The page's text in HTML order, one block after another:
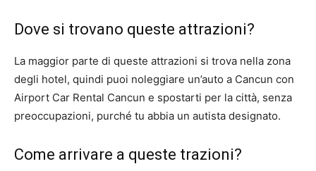
Dove si trovano queste attrazioni?
La maggior parte di queste attrazioni si trova nella zona
degli hotel, quindi puoi noleggiare un’auto a Cancun con
Airport Car Rental Cancun e spostarti per la città, senza
preoccupazioni, purché tu abbia un autista designato.
Come arrivare a queste trazioni?